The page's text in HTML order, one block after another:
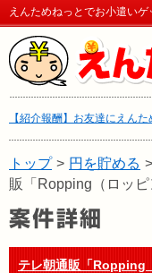
えんためねっとでお小遣い
【紹介報酬】お友達にえん
トップ > 円を貯める >
販「Ropping（ロッピ
テレ朝通販「Ropping